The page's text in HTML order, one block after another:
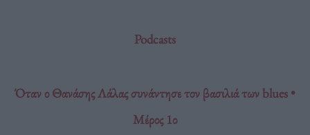
Podcasts
Όταν ο Θανάσης Λάλας συνάντησε τον βασιλιά των blues •
Mέρος 1ο